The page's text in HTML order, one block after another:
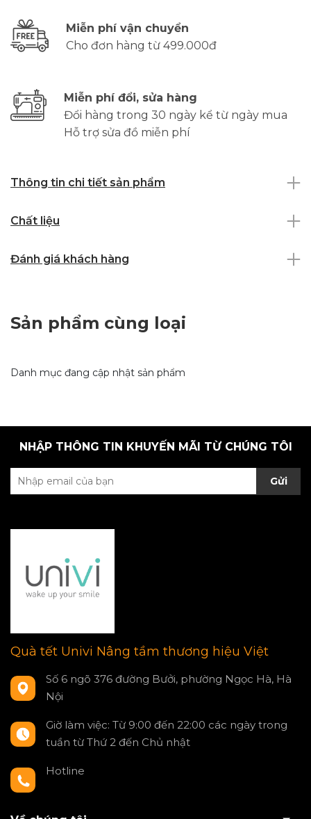
Miễn phí vận chuyển
Cho đơn hàng từ 499.000đ
Miễn phí đổi, sửa hàng
Đổi hàng trong 30 ngày kể từ ngày mua
Hỗ trợ sửa đồ miễn phí
Thông tin chi tiết sản phẩm
Chất liệu
Đánh giá khách hàng
Sản phẩm cùng loại
Danh mục đang cập nhật sản phẩm
NHẬP THÔNG TIN KHUYẾN MÃI TỪ CHÚNG TÔI
Gửi
Quà tết Univi Nâng tầm thương hiệu Việt
Số 6 ngõ 376 đường Bưởi, phường Ngọc Hà, Hà
Nội
Giờ làm việc: Từ 9:00 đến 22:00 các ngày trong
tuần từ Thứ 2 đến Chủ nhật
Hotline